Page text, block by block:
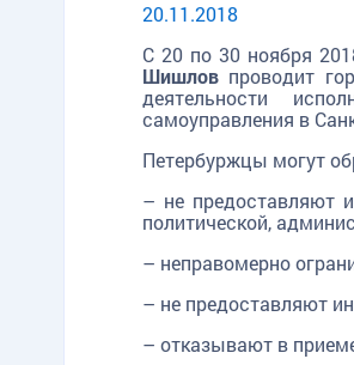
20.11.2018
С 20 по 30 ноября
Шишлов проводит
деятельности
самоуправления в
Петербуржцы могут
– не предоставляют
политической,
– неправомерно
– не предоставляют
– отказывают в